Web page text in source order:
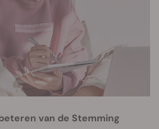
van de Stemming